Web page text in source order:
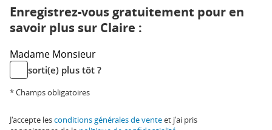
Enregistrez-vous gratuitement pour en
savoir plus sur Claire :
Madame Monsieur
sorti(e) plus tôt ?
* Champs obligatoires
J'accepte lesconditions générales de venteet j'ai pris